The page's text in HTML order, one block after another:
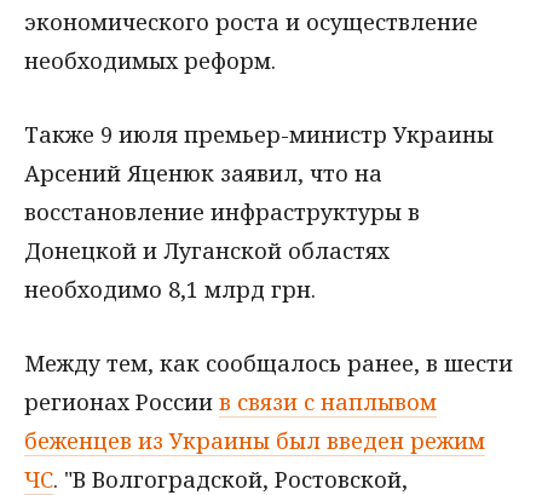
экономического роста и осуществление
необходимых реформ.
Также 9 июля премьер-министр Украины
Арсений Яценюк заявил, что на
восстановление инфраструктуры в
Донецкой и Луганской областях
необходимо 8,1 млрд грн.
Между тем, как сообщалось ранее, в шести
регионах России в связи с наплывом
беженцев из Украины был введен режим
ЧС. "В Волгоградской, Ростовской,